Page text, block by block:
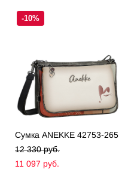
-10%
Сумка ANEKKE 42753-265
12 330 pуб.
11 097 pуб.